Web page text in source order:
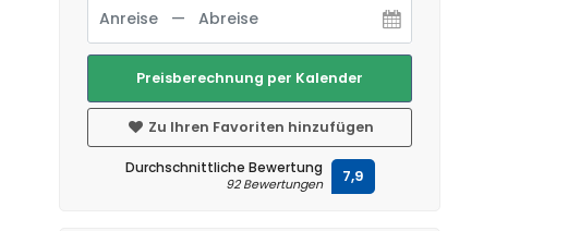
Preisberechnung per Kalender
Zu Ihren Favoriten hinzufügen
Durchschnittliche Bewertung
92 Bewertungen 7,9